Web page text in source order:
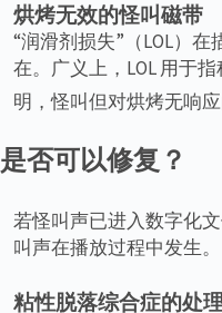
烘烤无效的怪叫磁带
“润滑剂损失”（LOL）
在。广义上，LOL 用于
明，怪叫但对烘烤无响
是否可以修复？
若怪叫声已进入数字化
叫声在播放过程中发生。
粘性脱落综合症的处理